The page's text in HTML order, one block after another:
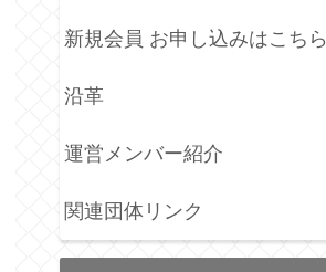
新規会員 お申し込みはこちら
沿革
運営メンバー紹介
関連団体リンク